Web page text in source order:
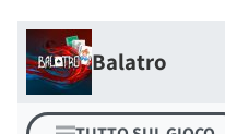
Balatro